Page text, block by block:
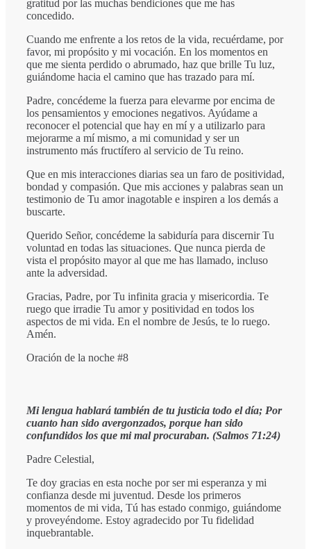
gratitud por las muchas bendiciones que me has
concedido.
Cuando me enfrente a los retos de la vida, recuérdame, por
favor, mi propósito y mi vocación. En los momentos en
que me sienta perdido o abrumado, haz que brille Tu luz,
guiándome hacia el camino que has trazado para mí.
Padre, concédeme la fuerza para elevarme por encima de
los pensamientos y emociones negativos. Ayúdame a
reconocer el potencial que hay en mí y a utilizarlo para
mejorarme a mí mismo, a mi comunidad y ser un
instrumento más fructífero al servicio de Tu reino.
Que en mis interacciones diarias sea un faro de positividad,
bondad y compasión. Que mis acciones y palabras sean un
testimonio de Tu amor inagotable e inspiren a los demás a
buscarte.
Querido Señor, concédeme la sabiduría para discernir Tu
voluntad en todas las situaciones. Que nunca pierda de
vista el propósito mayor al que me has llamado, incluso
ante la adversidad.
Gracias, Padre, por Tu infinita gracia y misericordia. Te
ruego que irradie Tu amor y positividad en todos los
aspectos de mi vida. En el nombre de Jesús, te lo ruego.
Amén.
Oración de la noche #8
Mi lengua hablará también de tu justicia todo el día; Por
cuanto han sido avergonzados, porque han sido
confundidos los que mi mal procuraban. (Salmos 71:24)
Padre Celestial,
Te doy gracias en esta noche por ser mi esperanza y mi
confianza desde mi juventud. Desde los primeros
momentos de mi vida, Tú has estado conmigo, guiándome
y proveyéndome. Estoy agradecido por Tu fidelidad
inquebrantable.